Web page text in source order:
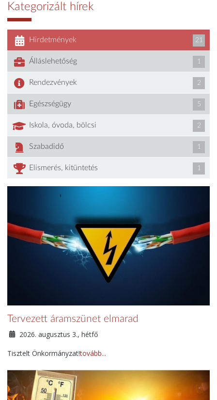
Kategorizált hírek
Hirdetmények 21
Álláslehetőség 1
Rendezvények 2
Egészségügy 5
Iskola, óvoda, bölcsi 2
Szabadidő 1
Elismerés, kitüntetés 1
Tervezett áramszünet elmarad
2026. augusztus 3., hétfő
Tisztelt Önkormányzat!tovább...